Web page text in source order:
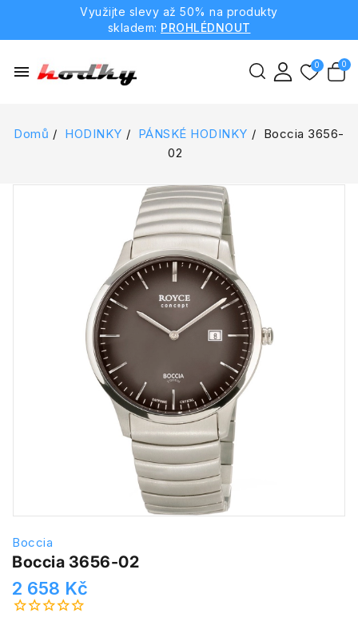
Využijte slevy až 50% na produkty
skladem: PROHLÉDNOUT
menu
Domů HODINKY PÁNSKÉ HODINKY
Boccia 3656-
02
Boccia
Boccia 3656-02
2 658 Kč